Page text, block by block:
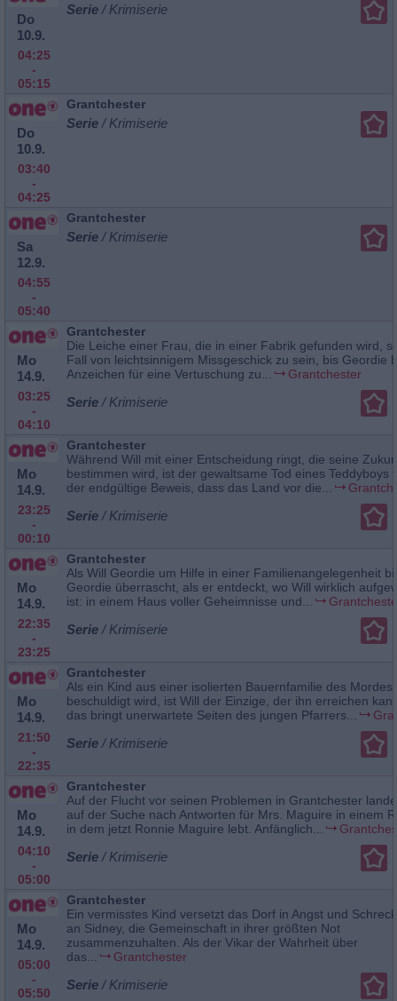
Do
10.9.
04:25
-
05:15
Serie / Krimiserie
Do
10.9.
03:40
-
04:25
Grantchester
Serie / Krimiserie
Sa
12.9.
04:55
-
05:40
Grantchester
Serie / Krimiserie
Mo
14.9.
03:25
-
04:10
Grantchester
Die Leiche einer Frau, die in einer Fabrik gefunden wird,
Fall von leichtsinnigem Missgeschick zu sein, bis Geordie
Anzeichen für eine Vertuschung zu...
Grantchester
Serie / Krimiserie
Mo
14.9.
23:25
-
00:10
Grantchester
Während Will mit einer Entscheidung ringt, die seine
bestimmen wird, ist der gewaltsame Tod eines Teddyboys
der endgültige Beweis, dass das Land vor die...
Serie / Krimiserie
Mo
14.9.
22:35
-
23:25
Grantchester
Als Will Geordie um Hilfe in einer Familienangelegenheit
Geordie überrascht, als er entdeckt, wo Will wirklich
ist: in einem Haus voller Geheimnisse und...
Serie / Krimiserie
Mo
14.9.
21:50
-
22:35
Grantchester
Als ein Kind aus einer isolierten Bauernfamilie des Mordes
beschuldigt wird, ist Will der Einzige, der ihn erreichen
das bringt unerwartete Seiten des jungen Pfarrers...
Serie / Krimiserie
Mo
14.9.
04:10
-
05:00
Grantchester
Auf der Flucht vor seinen Problemen in Grantchester
auf der Suche nach Antworten für Mrs. Maguire in einem
in dem jetzt Ronnie Maguire lebt. Anfänglich...
Serie / Krimiserie
Mo
14.9.
05:00
-
05:50
Grantchester
Ein vermisstes Kind versetzt das Dorf in Angst und
an Sidney, die Gemeinschaft in ihrer größten Not
zusammenzuhalten. Als der Vikar der Wahrheit über
das...
Grantchester
Serie / Krimiserie